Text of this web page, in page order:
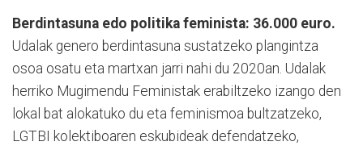
Berdintasuna edo politika feminista: 36.000 euro.
Udalak genero berdintasuna sustatzeko plangintza
osoa osatu eta martxan jarri nahi du 2020an. Udalak
herriko Mugimendu Feministak erabiltzeko izango den
lokal bat alokatuko du eta feminismoa bultzatzeko,
LGTBI kolektiboaren eskubideak defendatzeko,